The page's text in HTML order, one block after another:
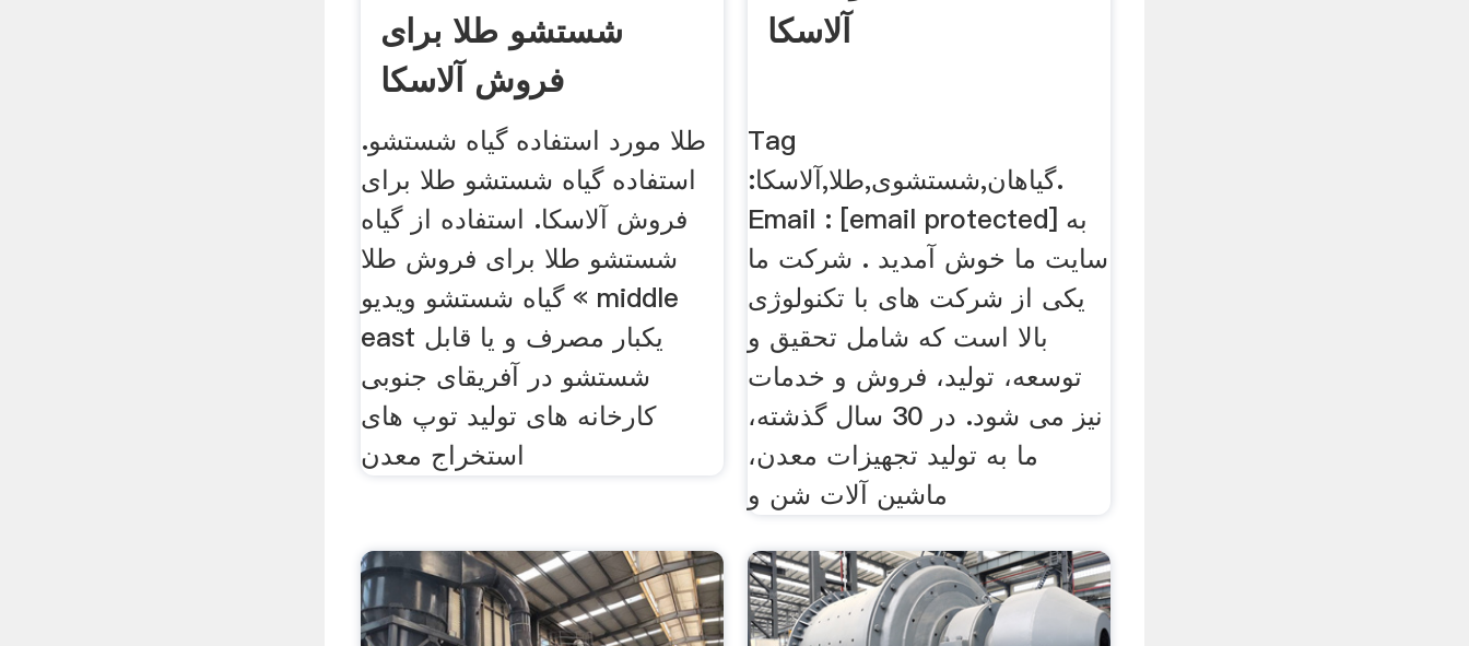
شستشو طلا برای
فروش آلاسکا
طلا مورد استفاده گیاه شستشو.
استفاده گیاه شستشو طلا برای
فروش آلاسکا. استفاده از گیاه
شستشو طلا برای فروش طلا
گیاه شستشو ویدیو « middle
east یکبار مصرف و یا قابل
شستشو در آفریقای جنوبی
کارخانه های تولید توپ های
استخراج معدن
آلاسکا
Tag
:گیاهان,شستشوی,طلا,آلاسکا.
Email : [email protected] به
سایت ما خوش آمدید . شرکت ما
یکی از شرکت های با تکنولوژی
بالا است که شامل تحقیق و
توسعه، تولید، فروش و خدمات
نیز می شود. در 30 سال گذشته،
ما به تولید تجهیزات معدن،
ماشین آلات شن و